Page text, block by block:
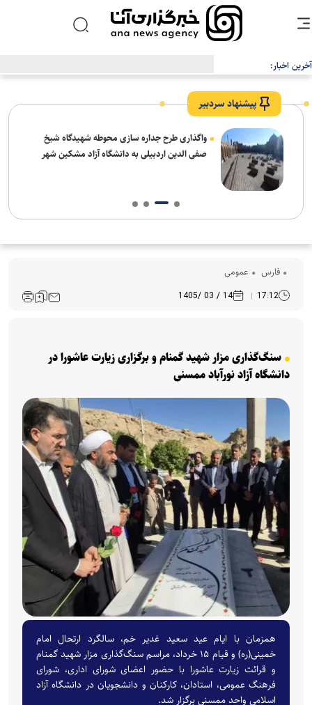
آخرین اخبار:
پیشنهاد سردبیر
واگذاری طرح جداره سازی محوطه شهیدگاه شیخ
صفی الدین اردبیلی به دانشگاه آزاد مشکین شهر
فارس عمومی
17:12
14 / 03 /1405
سنگ‌گذاری مزار شهید گمنام و برگزاری زیارت عاشورا در
دانشگاه آزاد نورآباد ممسنی
همزمان با ایام عید سعید غدیر خم، سالگرد ارتحال امام
خمینی(ره) و قیام ۱۵ خرداد، مراسم سنگ‌گذاری مزار شهید گمنام
و قرائت زیارت عاشورا با حضور اعضای شورای اداری، شورای
فرهنگ عمومی، استادان، کارکنان و دانشجویان در دانشگاه آزاد
اسلامی واحد ممسنی برگزار شد.